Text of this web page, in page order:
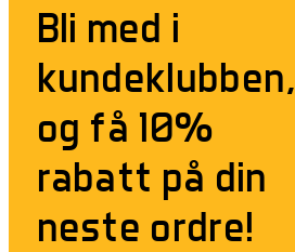
Bli med i
kundeklubben,
og få 10%
rabatt på din
neste ordre!